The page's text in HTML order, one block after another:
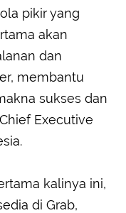
pikir yang
akan
dan
membantu
sukses dan
Executive
kalinya ini,
di Grab,